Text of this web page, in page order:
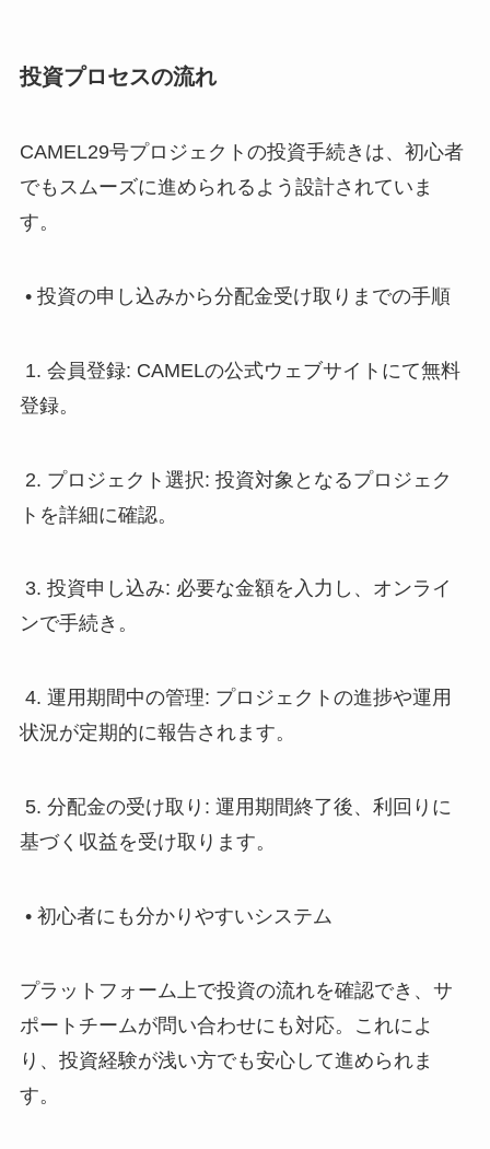
投資プロセスの流れ
CAMEL29号プロジェクトの投資手続きは、初心者
でもスムーズに進められるよう設計されていま
す。
• 投資の申し込みから分配金受け取りまでの手順
1. 会員登録: CAMELの公式ウェブサイトにて無料
登録。
2. プロジェクト選択: 投資対象となるプロジェク
トを詳細に確認。
3. 投資申し込み: 必要な金額を入力し、オンライ
ンで手続き。
4. 運用期間中の管理: プロジェクトの進捗や運用
状況が定期的に報告されます。
5. 分配金の受け取り: 運用期間終了後、利回りに
基づく収益を受け取ります。
• 初心者にも分かりやすいシステム
プラットフォーム上で投資の流れを確認でき、サ
ポートチームが問い合わせにも対応。これによ
り、投資経験が浅い方でも安心して進められま
す。